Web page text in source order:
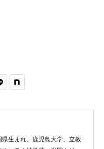
県生まれ。鹿児島大学、立教